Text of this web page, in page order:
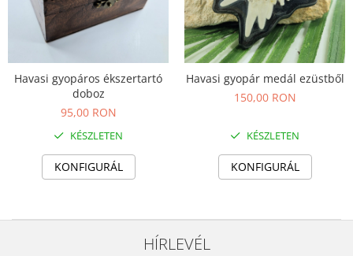
Havasi gyopáros ékszertartó
doboz
95,00 RON
KÉSZLETEN
KONFIGURÁL
Havasi gyopár medál ezüstből
150,00 RON
KÉSZLETEN
KONFIGURÁL
HÍRLEVÉL